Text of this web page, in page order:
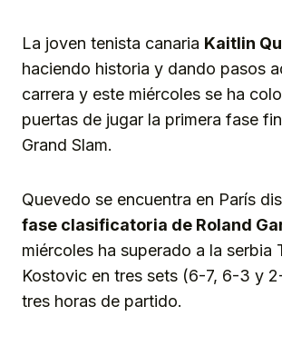
La joven tenista canaria Kaitlin
haciendo historia y dando pasos
carrera y este miércoles se ha
puertas de jugar la primera fase
Grand Slam.
Quevedo se encuentra en París
fase clasificatoria de Roland
miércoles ha superado a la serbia
Kostovic en tres sets (6-7, 6-3 y
tres horas de partido.